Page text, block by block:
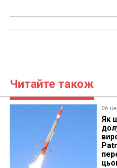
Читайте також
06
Як